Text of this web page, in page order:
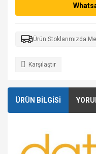
Ürün Stoklarımızda
Karşılaştır
ÜRÜN BİLGİSİ